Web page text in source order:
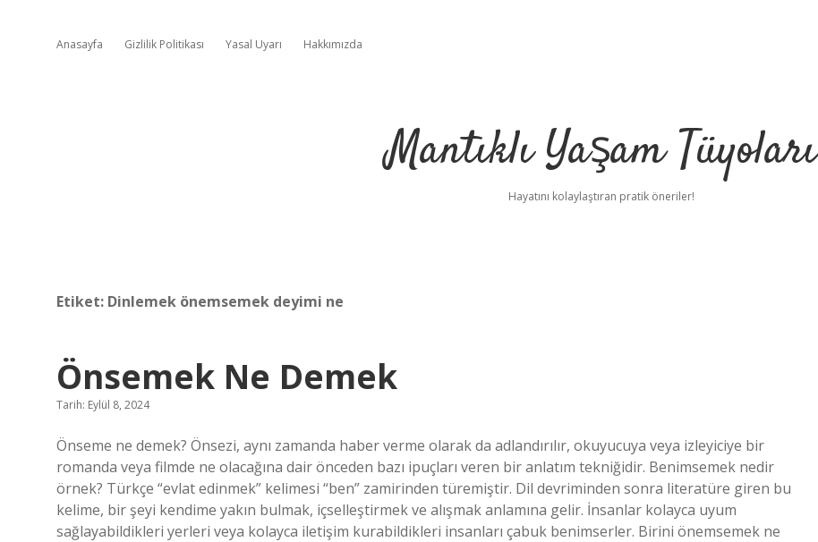
Anasayfa Gizlilik Politikası Yasal Uyarı Hakkımızda
Mantıklı Yaşam Tüyoları
Hayatını kolaylaştıran pratik öneriler!
Etiket: Dinlemek önemsemek deyimi ne
Önsemek Ne Demek
Tarih: Eylül 8, 2024
Önseme ne demek? Önsezi, aynı zamanda haber verme olarak da adlandırılır, okuyucuya veya izleyiciye bir
romanda veya filmde ne olacağına dair önceden bazı ipuçları veren bir anlatım tekniğidir. Benimsemek nedir
örnek? Türkçe “evlat edinmek” kelimesi “ben” zamirinden türemiştir. Dil devriminden sonra literatüre giren bu
kelime, bir şeyi kendime yakın bulmak, içselleştirmek ve alışmak anlamına gelir. İnsanlar kolayca uyum
sağlayabildikleri yerleri veya kolayca iletişim kurabildikleri insanları çabuk benimserler. Birini önemsemek ne